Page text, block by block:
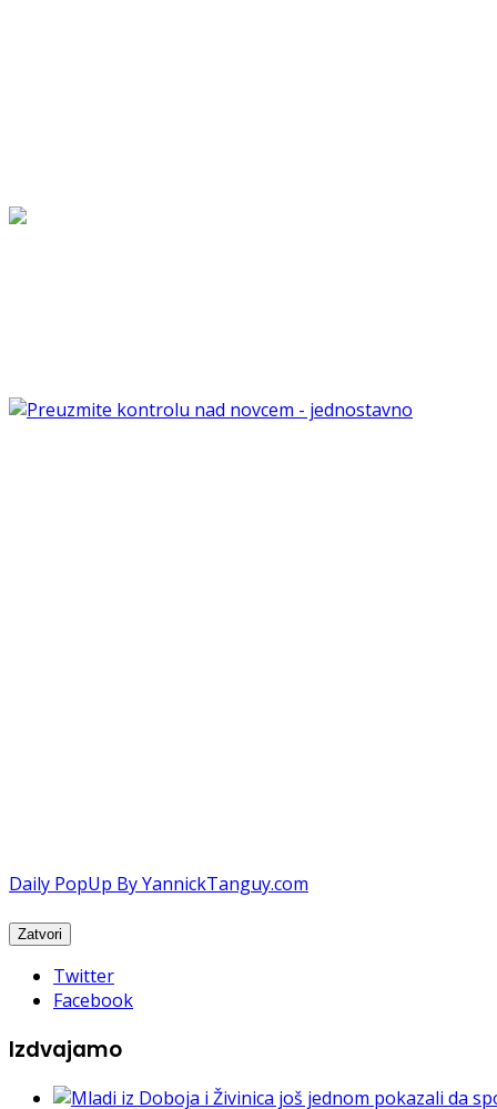
Daily PopUp By YannickTanguy.com
Twitter
Facebook
Izdvajamo